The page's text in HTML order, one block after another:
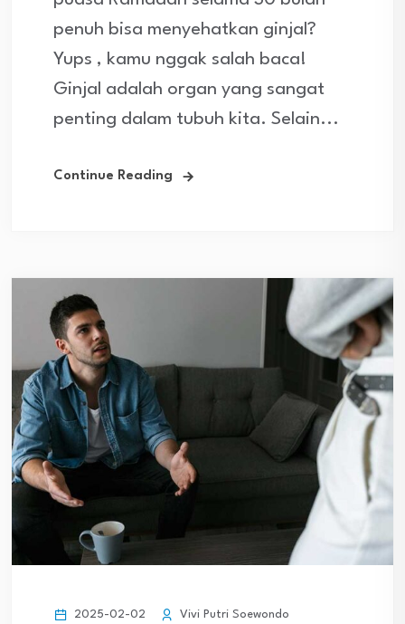
penuh bisa menyehatkan ginjal?
Yups , kamu nggak salah baca!
Ginjal adalah organ yang sangat
penting dalam tubuh kita. Selain...
Continue Reading
2025-02-02
Vivi Putri Soewondo